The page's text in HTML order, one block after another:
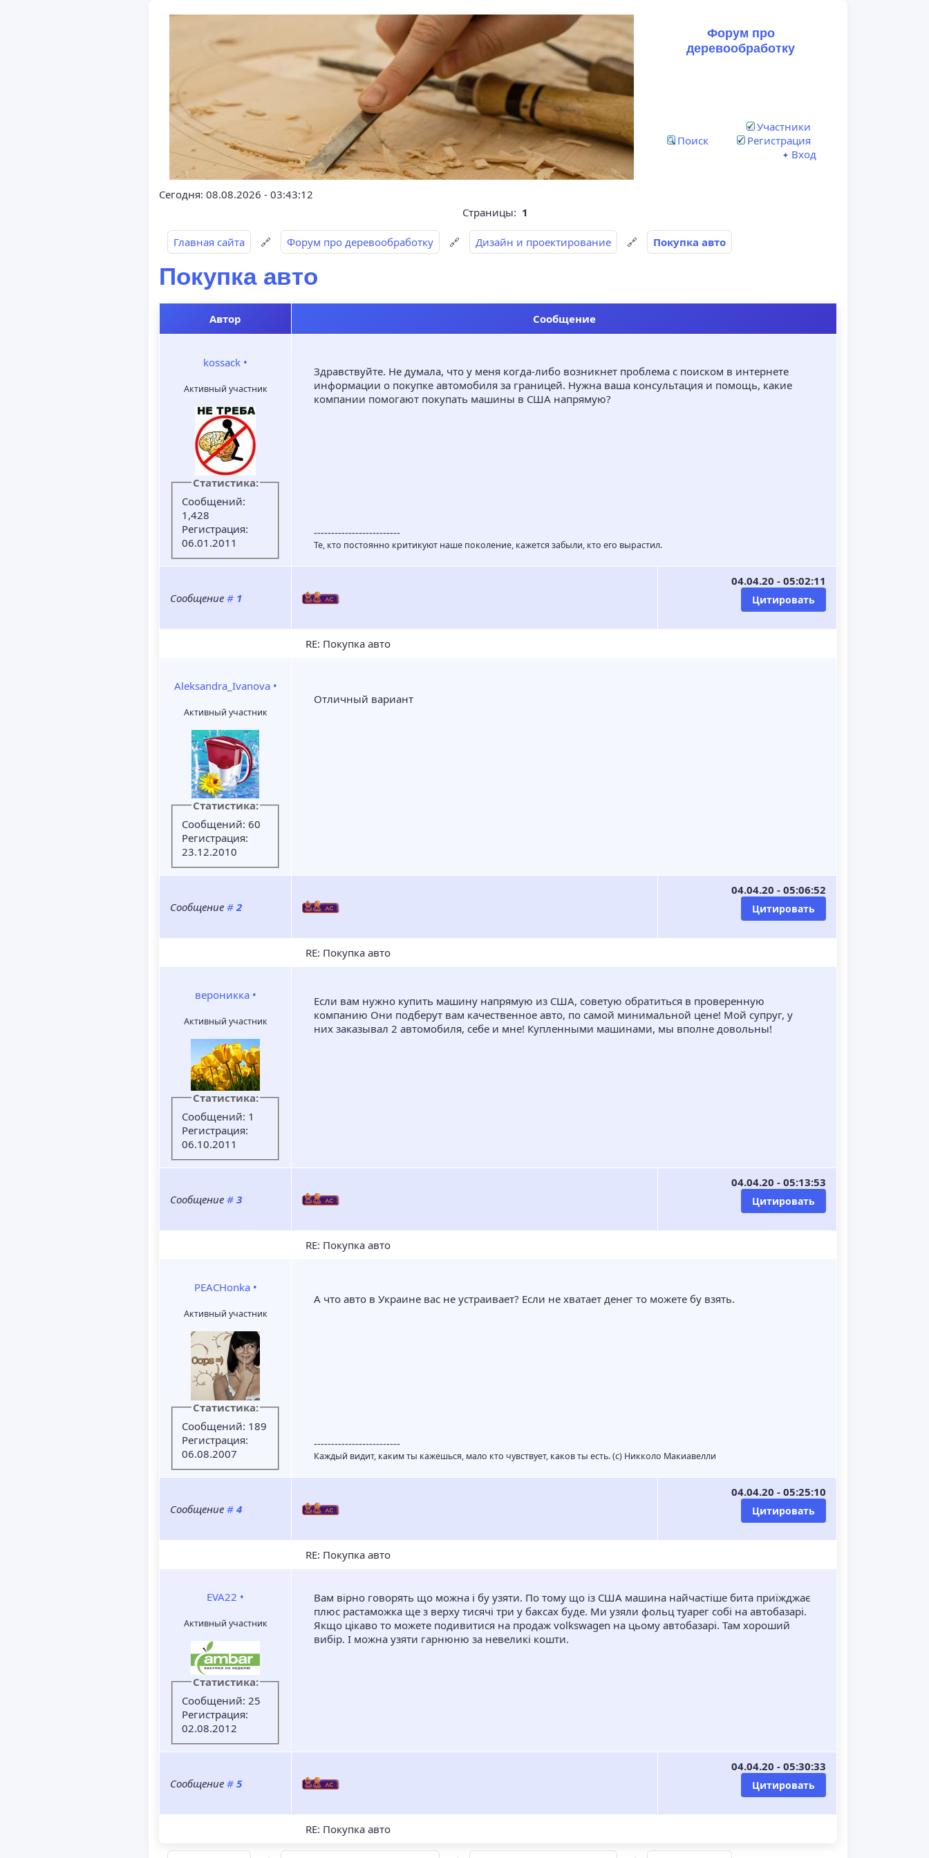
Форум про
деревообработку
Поиск
Участники
Регистрация
Вход
Сегодня: 08.08.2026 - 03:43:12
Страницы: 1
Главная сайта 🔗 Форум про деревообработку 🔗 Дизайн и проектирование 🔗 Покупка авто
Покупка авто
Автор Сообщение
kossack •
Активный участник
Статистика:
Сообщений:
1,428
Регистрация:
06.01.2011
Здравствуйте. Не думала, что у меня когда-либо возникнет проблема с поиском в интернете
информации о покупке автомобиля за границей. Нужна ваша консультация и помощь, какие
компании помогают покупать машины в США напрямую?
-------------------------
Те, кто постоянно критикуют наше поколение, кажется забыли, кто его вырастил.
Сообщение# 1
04.04.20 - 05:02:11
RE: Покупка авто
Aleksandra_Ivanova •
Активный участник
Статистика:
Сообщений: 60
Регистрация:
23.12.2010
Отличный вариант
Сообщение#2
04.04.20 - 05:06:52
RE: Покупка авто
вероникка •
Активный участник
Статистика:
Сообщений: 1
Регистрация:
06.10.2011
Если вам нужно купить машину напрямую из США, советую обратиться в проверенную
компанию Они подберут вам качественное авто, по самой минимальной цене! Мой супруг, у
них заказывал 2 автомобиля, себе и мне! Купленными машинами, мы вполне довольны!
Сообщение#3
04.04.20 - 05:13:53
RE: Покупка авто
PEACHonka •
Активный участник
Статистика:
Сообщений: 189
Регистрация:
06.08.2007
А что авто в Украине вас не устраивает? Если не хватает денег то можете бу взять.
-------------------------
Каждый видит, каким ты кажешься, мало кто чувствует, каков ты есть. (с) Никколо Макиавелли
Сообщение#4
04.04.20 - 05:25:10
RE: Покупка авто
EVA22 •
Активный участник
Статистика:
Сообщений: 25
Регистрация:
02.08.2012
Вам вірно говорять що можна і бу узяти. По тому що із США машина найчастіше бита приїжджає
плюс растаможка ще з верху тисячі три у баксах буде. Ми узяли фольц туарег собі на автобазарі.
Якщо цікаво то можете подивитися на продаж volkswagen на цьому автобазарі. Там хороший
вибір. I можна узяти гарнюню за невеликi кошти.
Сообщение#5
04.04.20 - 05:30:33
RE: Покупка авто